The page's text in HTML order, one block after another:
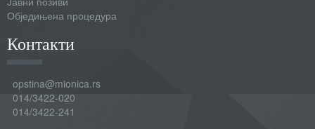
Обједињена процедура
Контакти
opstina@mionica.rs
014/3422-020
014/3422-241